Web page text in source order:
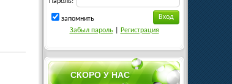
запомнить
Забыл пароль| Регистрация
СКОРО У НАС